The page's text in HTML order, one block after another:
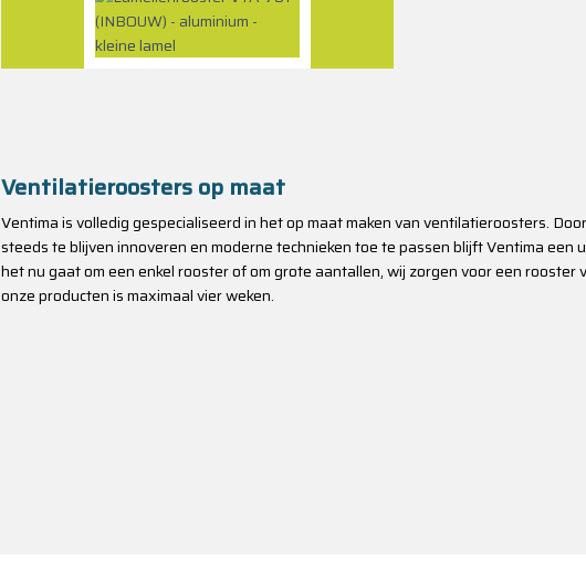
Ventilatieroosters op maat
Ventima is volledig gespecialiseerd in het op maat maken van ventilatieroosters.
steeds te blijven innoveren en moderne technieken toe te passen blijft Ventima een
het nu gaat om een enkel rooster of om grote aantallen, wij zorgen voor een rooster
onze producten is maximaal vier weken.